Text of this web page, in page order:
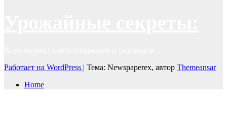
Работает на WordPress | Тема: Newspaperex, автор Themeansar
Home